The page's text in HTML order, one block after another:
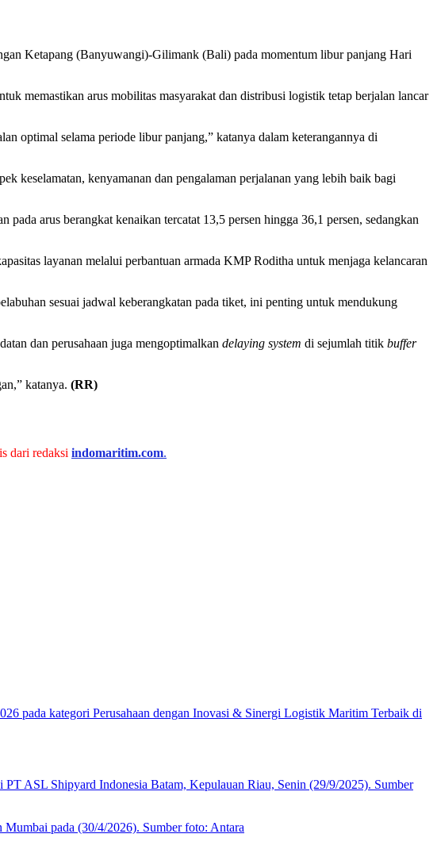
Ketapang (Banyuwangi)-Gilimank (Bali) pada momentum libur panjang Hari
memastikan arus mobilitas masyarakat dan distribusi logistik tetap berjalan lancar
optimal selama periode libur panjang,” katanya dalam keterangannya di
keselamatan, kenyamanan dan pengalaman perjalanan yang lebih baik bagi
arus berangkat kenaikan tercatat 13,5 persen hingga 36,1 persen, sedangkan
layanan melalui perbantuan armada KMP Roditha untuk menjaga kelancaran
sesuai jadwal keberangkatan pada tiket, ini penting untuk mendukung
dan perusahaan juga mengoptimalkan delaying system di sejumlah titik buffer
katanya. (RR)
dari redaksi indomaritim.com.